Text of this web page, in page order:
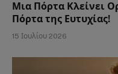
Μια Πόρτα Κλείνει
Πόρτα της Ευτυχίας!
15 Ιουλίου 2026